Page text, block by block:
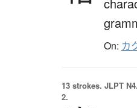
On: カ
13 strokes. JLPT
2.